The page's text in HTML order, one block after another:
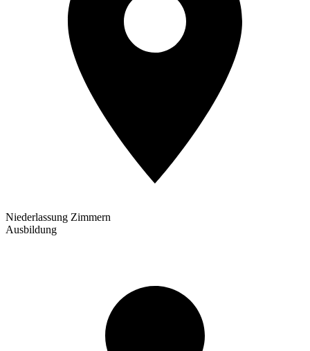
Niederlassung Zimmern
Ausbildung